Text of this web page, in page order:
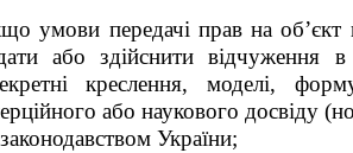
умови передачі прав на об’єкт
або здійснити відчуження
креслення, моделі,
або наукового досвіду
України;